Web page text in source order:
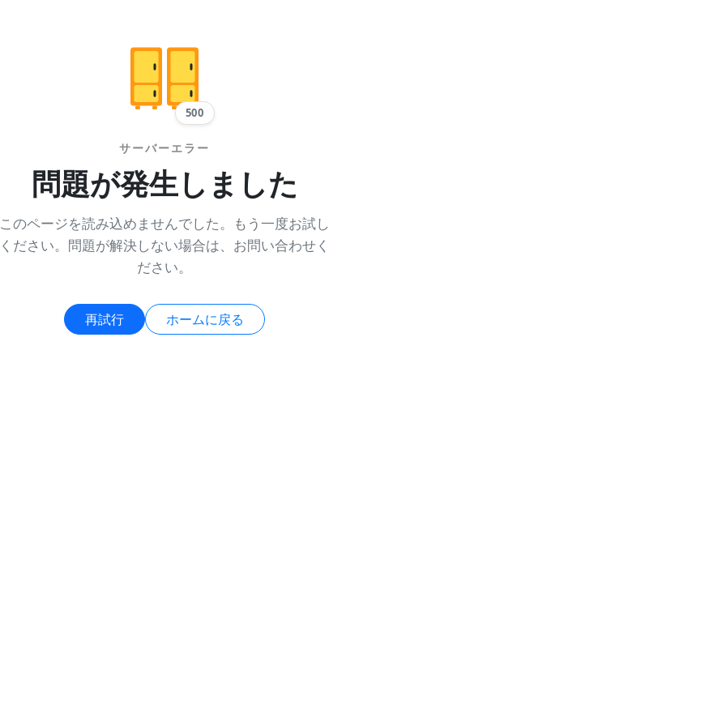
500
サーバーエラー
問題が発生しました
このページを読み込めませんでした。もう一度お試し
ください。問題が解決しない場合は、お問い合わせく
ださい。
再試行 ホームに戻る